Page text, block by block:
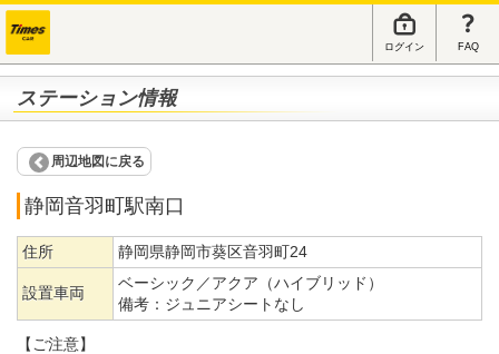
ログイン FAQ
ステーション情報
周辺地図に戻る
静岡音羽町駅南口
住所 静岡県静岡市葵区音羽町24
設置車両
ベーシック／アクア（ハイブリッド）
備考： ジュニアシートなし
【ご注意】